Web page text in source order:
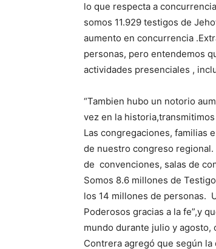
lo que respecta a
somos 11.929 testigos de
aumento en concurrencia
personas, pero entendemos
actividades presenciales ,
“Tambien hubo un notorio
vez en la
Las congregaciones, familias
de nuestro congreso
de convenciones, salas de
Somos 8.6 millones de
los 14 millones de personas.
Poderosos gracias a la fe”,y
mundo durante julio y agosto,
Contrera agregó que según